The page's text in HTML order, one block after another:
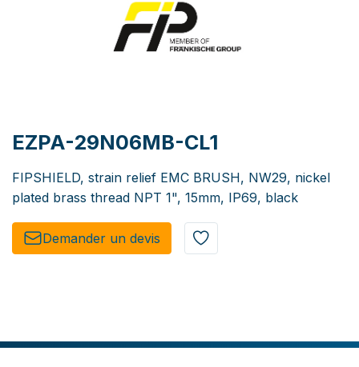
EZPA-29N06MB-CL1
FIPSHIELD, strain relief EMC BRUSH, NW29, nickel
plated brass thread NPT 1", 15mm, IP69, black
Demander un de​​vis​​